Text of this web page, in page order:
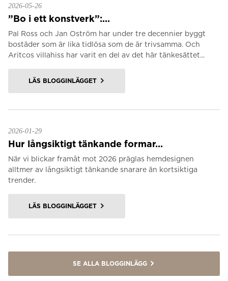
2026-05-26
”Bo i ett konstverk”:...
Pal Ross och Jan Oström har under tre decennier byggt
bostäder som är lika tidlösa som de är trivsamma. Och
Aritcos villahiss har varit en del av det här tänkesättet...
LÄS BLOGGINLÄGGET
2026-01-29
Hur långsiktigt tänkande formar...
När vi blickar framåt mot 2026 präglas hemdesignen
alltmer av långsiktigt tänkande snarare än kortsiktiga
trender.
LÄS BLOGGINLÄGGET
SE ALLA BLOGGINLÄGG